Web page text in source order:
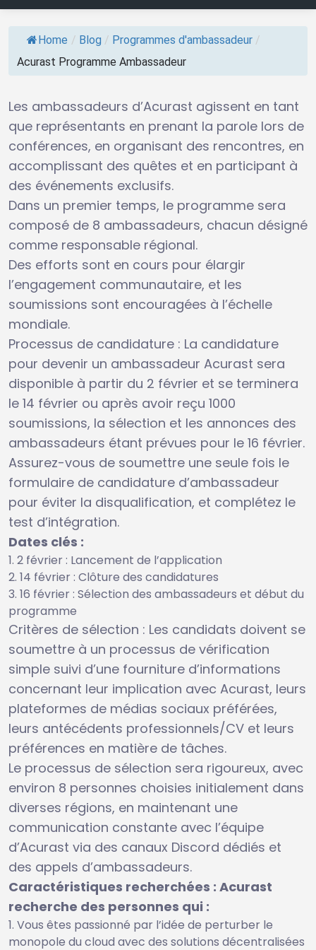
Home / Blog / Programmes d'ambassadeur /
Acurast Programme Ambassadeur
Les ambassadeurs d’Acurast agissent en tant
que représentants en prenant la parole lors de
conférences, en organisant des rencontres, en
accomplissant des quêtes et en participant à
des événements exclusifs.
Dans un premier temps, le programme sera
composé de 8 ambassadeurs, chacun désigné
comme responsable régional.
Des efforts sont en cours pour élargir
l’engagement communautaire, et les
soumissions sont encouragées à l’échelle
mondiale.
Processus de candidature : La candidature
pour devenir un ambassadeur Acurast sera
disponible à partir du 2 février et se terminera
le 14 février ou après avoir reçu 1000
soumissions, la sélection et les annonces des
ambassadeurs étant prévues pour le 16 février.
Assurez-vous de soumettre une seule fois le
formulaire de candidature d’ambassadeur
pour éviter la disqualification, et complétez le
test d’intégration.
Dates clés :
2 février : Lancement de l’application
14 février : Clôture des candidatures
16 février : Sélection des ambassadeurs et début du
programme
Critères de sélection : Les candidats doivent se
soumettre à un processus de vérification
simple suivi d’une fourniture d’informations
concernant leur implication avec Acurast, leurs
plateformes de médias sociaux préférées,
leurs antécédents professionnels/CV et leurs
préférences en matière de tâches.
Le processus de sélection sera rigoureux, avec
environ 8 personnes choisies initialement dans
diverses régions, en maintenant une
communication constante avec l’équipe
d’Acurast via des canaux Discord dédiés et
des appels d’ambassadeurs.
Caractéristiques recherchées : Acurast
recherche des personnes qui :
Vous êtes passionné par l’idée de perturber le
monopole du cloud avec des solutions décentralisées